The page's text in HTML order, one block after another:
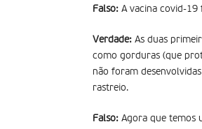
Falso: A vacina covid-19
Verdade: As duas
como gorduras (que
não foram
rastreio.
Falso: Agora que temos